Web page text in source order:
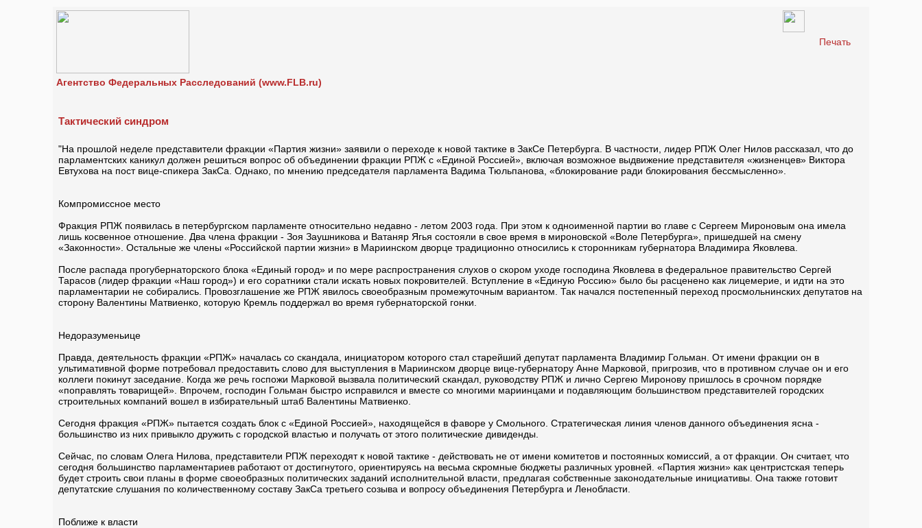
Печать
Агентство Федеральных Расследований (www.FLB.ru)
Тактический синдром
"На прошлой неделе представители фракции «Партия жизни» заявили о переходе к новой тактике в ЗакСе Петербурга. В частности, лидер РПЖ Олег Нилов рассказал, что до
парламентских каникул должен решиться вопрос об объединении фракции РПЖ с «Единой Россией», включая возможное выдвижение представителя «жизненцев» Виктора
Евтухова на пост вице-спикера ЗакСа. Однако, по мнению председателя парламента Вадима Тюльпанова, «блокирование ради блокирования бессмысленно».
Компромиссное место
Фракция РПЖ появилась в петербургском парламенте относительно недавно - летом 2003 года. При этом к одноименной партии во главе с Сергеем Мироновым она имела
лишь косвенное отношение. Два члена фракции - Зоя Заушникова и Ватаняр Ягья состояли в свое время в мироновской «Воле Петербурга», пришедшей на смену
«Законности». Остальные же члены «Российской партии жизни» в Мариинском дворце традиционно относились к сторонникам губернатора Владимира Яковлева.
После распада прогубернаторского блока «Единый город» и по мере распространения слухов о скором уходе господина Яковлева в федеральное правительство Сергей
Тарасов (лидер фракции «Наш город») и его соратники стали искать новых покровителей. Вступление в «Единую Россию» было бы расценено как лицемерие, и идти на это
парламентарии не собирались. Провозглашение же РПЖ явилось своеобразным промежуточным вариантом. Так начался постепенный переход просмольнинских депутатов на
сторону Валентины Матвиенко, которую Кремль поддержал во время губернаторской гонки.
Недоразуменьице
Правда, деятельность фракции «РПЖ» началась со скандала, инициатором которого стал старейший депутат парламента Владимир Гольман. От имени фракции он в
ультимативной форме потребовал предоставить слово для выступления в Мариинском дворце вице-губернатору Анне Марковой, пригрозив, что в противном случае он и его
коллеги покинут заседание. Когда же речь госпожи Марковой вызвала политический скандал, руководству РПЖ и лично Сергею Миронову пришлось в срочном порядке
«поправлять товарищей». Впрочем, господин Гольман быстро исправился и вместе со многими мариинцами и подавляющим большинством представителей городских
строительных компаний вошел в избирательный штаб Валентины Матвиенко.
Сегодня фракция «РПЖ» пытается создать блок с «Единой Россией», находящейся в фаворе у Смольного. Стратегическая линия членов данного объединения ясна -
большинство из них привыкло дружить с городской властью и получать от этого политические дивиденды.
Сейчас, по словам Олега Нилова, представители РПЖ переходят к новой тактике - действовать не от имени комитетов и постоянных комиссий, а от фракции. Он считает, что
сегодня большинство парламентариев работают от достигнутого, ориентируясь на весьма скромные бюджеты различных уровней. «Партия жизни» как центристская теперь
будет строить свои планы в форме своеобразных политических заданий исполнительной власти, предлагая собственные законодательные инициативы. Она также готовит
депутатские слушания по количественному составу ЗакСа третьего созыва и вопросу объединения Петербурга и Ленобласти.
Поближе к власти